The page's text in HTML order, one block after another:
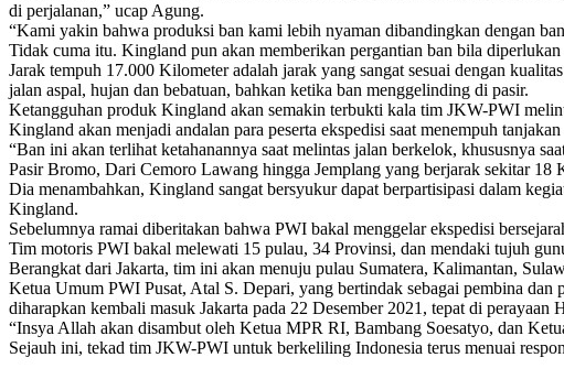
di perjalanan,” ucap Agung.
“Kami yakin bahwa produksi ban kami lebih nyaman dibandingkan dengan
Tidak cuma itu. Kingland pun akan memberikan pergantian ban bila
Jarak tempuh 17.000 Kilometer adalah jarak yang sangat sesuai dengan
jalan aspal, hujan dan bebatuan, bahkan ketika ban menggelinding di pasir.
Ketangguhan produk Kingland akan semakin terbukti kala tim JKW-PWI
Kingland akan menjadi andalan para peserta ekspedisi saat menempuh
“Ban ini akan terlihat ketahanannya saat melintas jalan berkelok, khususnya
Pasir Bromo, Dari Cemoro Lawang hingga Jemplang yang berjarak sekitar 18
Dia menambahkan, Kingland sangat bersyukur dapat berpartisipasi dalam
Kingland.
Sebelumnya ramai diberitakan bahwa PWI bakal menggelar ekspedisi
Tim motoris PWI bakal melewati 15 pulau, 34 Provinsi, dan mendaki tujuh
Berangkat dari Jakarta, tim ini akan menuju pulau Sumatera, Kalimantan,
Ketua Umum PWI Pusat, Atal S. Depari, yang bertindak sebagai pembina
diharapkan kembali masuk Jakarta pada 22 Desember 2021, tepat di perayaan
“Insya Allah akan disambut oleh Ketua MPR RI, Bambang Soesatyo, dan
Sejauh ini, tekad tim JKW-PWI untuk berkeliling Indonesia terus menuai